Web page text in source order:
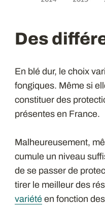
Des
En blé dur, le choix
fongiques. Même si
constituer des
présentes en France.
Malheureusement,
cumule un niveau
de se passer de
tirer le meilleur des
variétéen fonction